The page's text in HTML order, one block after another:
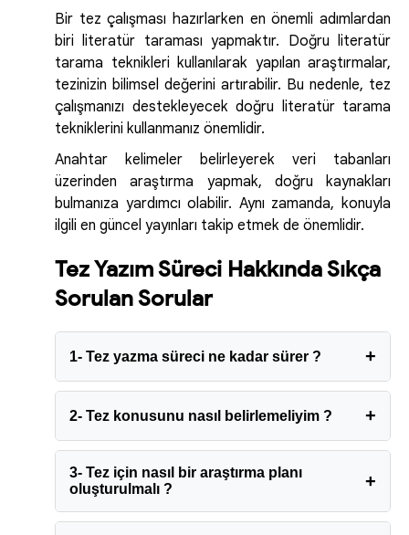
Bir tez çalışması hazırlarken en önemli adımlardan
biri literatür taraması yapmaktır. Doğru literatür
tarama teknikleri kullanılarak yapılan araştırmalar,
tezinizin bilimsel değerini artırabilir. Bu nedenle, tez
çalışmanızı destekleyecek doğru literatür tarama
tekniklerini kullanmanız önemlidir.
Anahtar kelimeler belirleyerek veri tabanları
üzerinden araştırma yapmak, doğru kaynakları
bulmanıza yardımcı olabilir. Aynı zamanda, konuyla
ilgili en güncel yayınları takip etmek de önemlidir.
Tez Yazım Süreci Hakkında Sıkça
Sorulan Sorular
1- Tez yazma süreci ne kadar sürer ?
2- Tez konusunu nasıl belirlemeliyim ?
3- Tez için nasıl bir araştırma planı
oluşturulmalı ?